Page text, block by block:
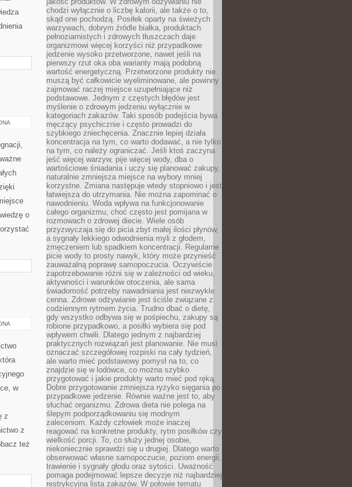
o
w
z
z
też
chodzi wyłącznie o liczbę kalorii, ale także o to,
skąd one pochodzą. Posiłek oparty na świeżych
warzywach, dobrym źródle białka, produktach
pełnoziarnistych i zdrowych tłuszczach daje
organizmowi więcej korzyści niż przypadkowe
jedzenie wysoko przetworzone, nawet jeśli na
pierwszy rzut oka oba warianty mają podobną
wartość energetyczną. Przetworzone produkty nie
muszą być całkowicie wyeliminowane, ale powinny
zajmować raczej miejsce uzupełniające niż
podstawowe. Jednym z częstych błędów jest
myślenie o zdrowym jedzeniu wyłącznie w
kategoriach zakazów. Taki sposób podejścia bywa
męczący psychicznie i często prowadzi do
szybkiego zniechęcenia. Znacznie lepiej działa
koncentracja na tym, co warto dodawać, a nie tylko
na tym, co należy ograniczać. Jeśli ktoś zaczyna
jeść więcej warzyw, pije więcej wody, dba o
wartościowe śniadania i uczy się planować zakupy,
naturalnie zmniejsza miejsce na wybory mniej
korzystne. Zmiana następuje wtedy stopniowo i jest
łatwiejsza do utrzymania. Nie można zapominać o
nawodnieniu. Woda wpływa na funkcjonowanie
całego organizmu, choć często jest pomijana w
rozmowach o zdrowej diecie. Wiele osób
przyzwyczaja się do picia zbyt małej ilości płynów,
a sygnały lekkiego odwodnienia myli z głodem,
zmęczeniem lub spadkiem koncentracji. Regularne
picie wody to prosty nawyk, który może przynieść
zauważalną poprawę samopoczucia. Oczywiście
zapotrzebowanie różni się w zależności od wieku,
aktywności i warunków otoczenia, ale sama
świadomość potrzeby nawadniania jest niezwykle
cenna. Zdrowe odżywianie jest ściśle związane z
codziennym rytmem życia. Trudno dbać o dietę,
gdy wszystko odbywa się w pośpiechu, zakupy są
robione przypadkowo, a posiłki wybiera się pod
wpływem chwili. Dlatego jednym z najbardziej
praktycznych rozwiązań jest planowanie. Nie musi
oznaczać szczegółowej rozpiski na cały tydzień,
ale warto mieć podstawowy pomysł na to, co
znajdzie się w lodówce, co można szybko
przygotować i jakie produkty warto mieć pod ręką.
Dobre przygotowanie zmniejsza ryzyko sięgania po
przypadkowe jedzenie. Równie ważne jest to, aby
słuchać organizmu. Zdrowa dieta nie polega na
ślepym podporządkowaniu się modnym
zaleceniom. Każdy człowiek może inaczej
reagować na konkretne produkty, rytm posiłków czy
wielkość porcji. To, co służy jednej osobie,
niekoniecznie sprawdzi się u drugiej. Dlatego warto
obserwować własne samopoczucie, poziom energii,
trawienie i sygnały głodu oraz sytości. Uważność
pomaga podejmować lepsze decyzje niż najbardziej
restrykcyjna lista zakazów. W połowie tematu